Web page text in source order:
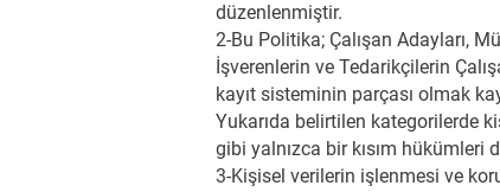
düzenlenmiştir.
2-Bu Politika; Çalışan Adayları,
İşverenlerin ve Tedarikçilerin
kayıt sisteminin parçası olmak
Yukarıda belirtilen kategorilerde
gibi yalnızca bir kısım hükümleri
3-Kişisel verilerin işlenmesi ve